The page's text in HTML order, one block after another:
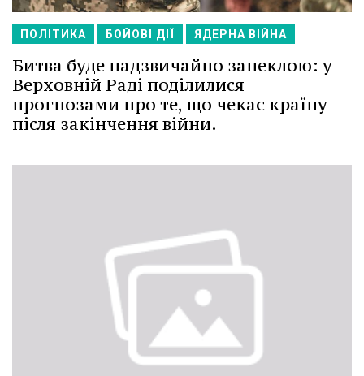
ПОЛІТИКА БОЙОВІ ДІЇ ЯДЕРНА ВІЙНА
Битва буде надзвичайно запеклою: у
Верховній Раді поділилися
прогнозами про те, що чекає країну
після закінчення війни.